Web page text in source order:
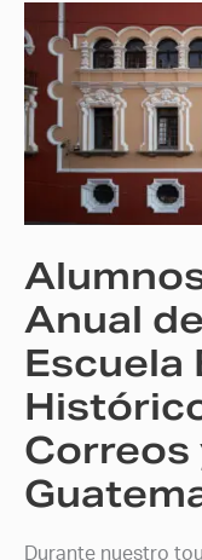
Anual
Escuela
Correos
Durante nuestro
Alumnos
del
Curso
Anual
de
Fotografía
EFE
Histórico
Edificio
de
Correos
y
Telégrafos
Guatemala.